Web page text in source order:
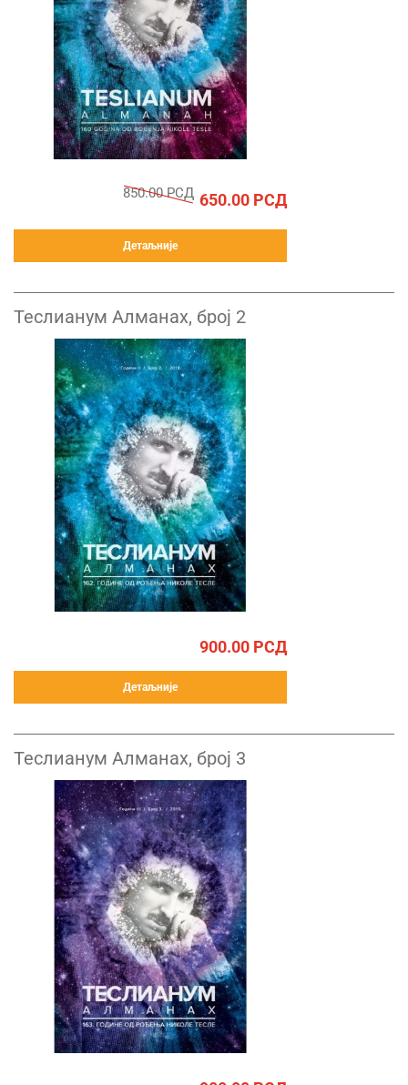
850.00РСД 650.00 РСД
Детаљније
Теслианум Алманах, број 2
900.00 РСД
Детаљније
Теслианум Алманах, број 3